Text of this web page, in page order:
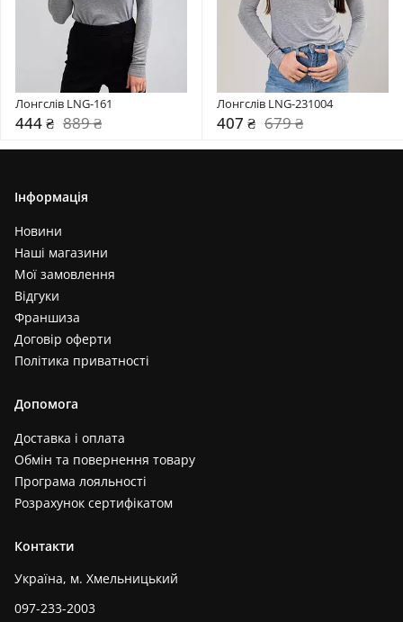
Лонгслів LNG-161
444 ₴ 889 ₴
Лонгслів LNG-231004
407 ₴ 679 ₴
Інформація
Новини
Наші магазини
Мої замовлення
Відгуки
Франшиза
Договір оферти
Політика приватності
Допомога
Доставка і оплата
Обмін та повернення товару
Програма лояльності
Розрахунок сертифікатом
Контакти
Україна, м. Хмельницький
097-233-2003